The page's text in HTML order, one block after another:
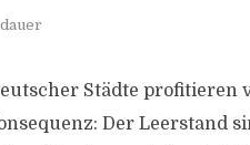
Städte profitieren
Der Leerstand